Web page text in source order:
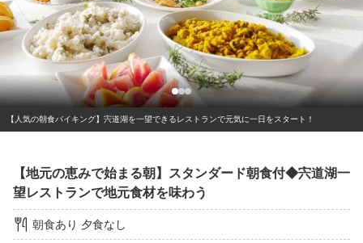
【人気の朝食バイキング】宍道湖を一望できるレストランで元気に一日をスタート！
【地元の恵みで始まる朝】スタンダード朝食付◆宍道湖一
望レストランで地元食材を味わう
朝食あり 夕食なし